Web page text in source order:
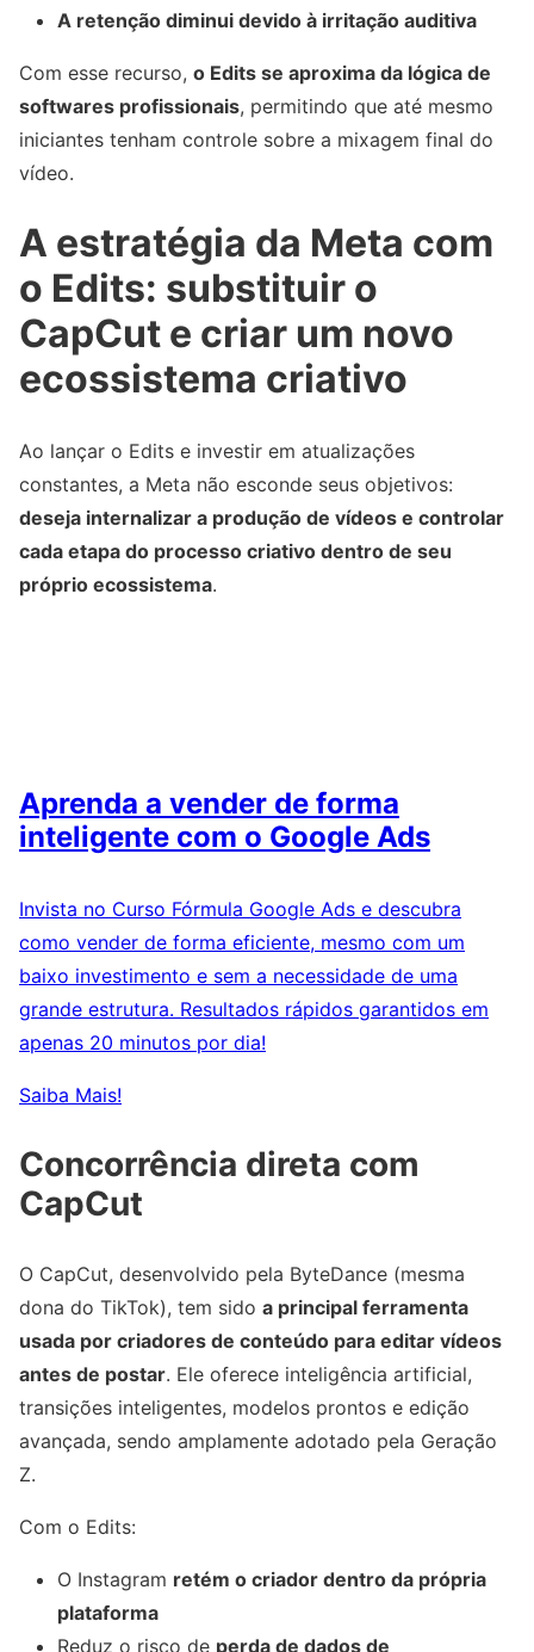
A retenção diminui devido à irritação auditiva
Com esse recurso, o Edits se aproxima da lógica de
softwares profissionais, permitindo que até mesmo
iniciantes tenham controle sobre a mixagem final do
vídeo.
A estratégia da Meta com
o Edits: substituir o
CapCut e criar um novo
ecossistema criativo
Ao lançar o Edits e investir em atualizações
constantes, a Meta não esconde seus objetivos:
deseja internalizar a produção de vídeos e controlar
cada etapa do processo criativo dentro de seu
próprio ecossistema.
Aprenda a vender de forma
inteligente com o Google Ads
Invista no Curso Fórmula Google Ads e descubra
como vender de forma eficiente, mesmo com um
baixo investimento e sem a necessidade de uma
grande estrutura. Resultados rápidos garantidos em
apenas 20 minutos por dia!
Saiba Mais!
Concorrência direta com
CapCut
O CapCut, desenvolvido pela ByteDance (mesma
dona do TikTok), tem sido a principal ferramenta
usada por criadores de conteúdo para editar vídeos
antes de postar. Ele oferece inteligência artificial,
transições inteligentes, modelos prontos e edição
avançada, sendo amplamente adotado pela Geração
Z.
Com o Edits:
O Instagram retém o criador dentro da própria
plataforma
Reduz o risco de perda de dados de